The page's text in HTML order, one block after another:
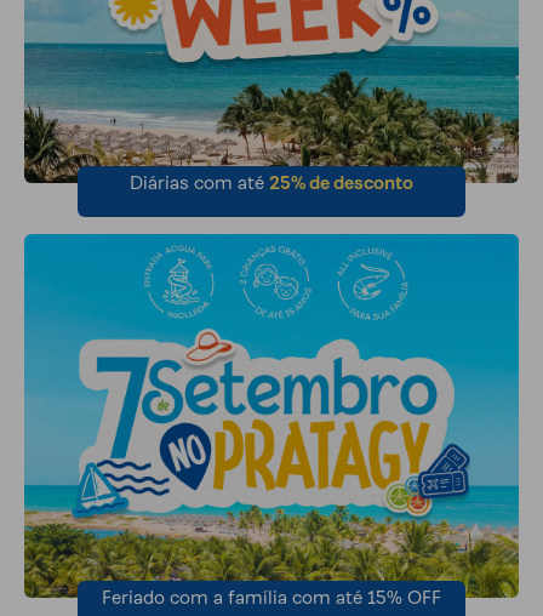
Diárias com até 25% de desconto
Feriado com a família com até 15% OFF